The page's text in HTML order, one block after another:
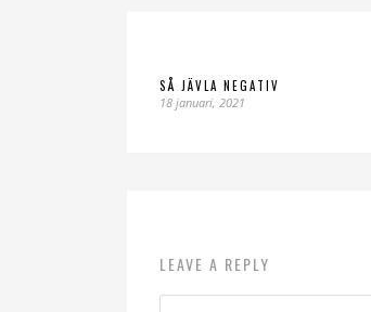
SÅ JÄVLA NEGATIV
18 januari, 2021
LEAVE A REPLY